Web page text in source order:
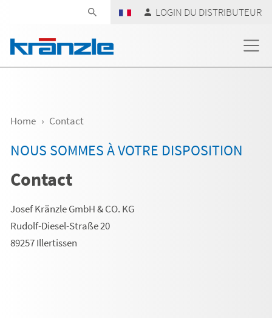
LOGIN DU DISTRIBUTEUR
Home Contact
NOUS SOMMES À VOTRE DISPOSITION
Contact
Josef Kränzle GmbH & CO. KG
Rudolf-Diesel-Straße 20
89257 Illertissen